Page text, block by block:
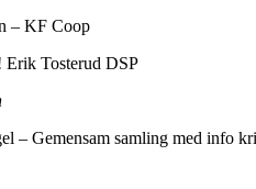
– KF Coop
Tosterud DSP
– Gemensam samling med info